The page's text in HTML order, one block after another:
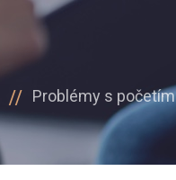
Problémy s početím